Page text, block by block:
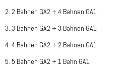
2. 2 Bahnen GA2 + 4 Bahnen GA1
3. 3 Bahnen GA2 + 3 Bahnen GA1
4. 4 Bahnen GA2 + 2 Bahnen GA1
5. 5 Bahnen GA2 + 1 Bahn GA1